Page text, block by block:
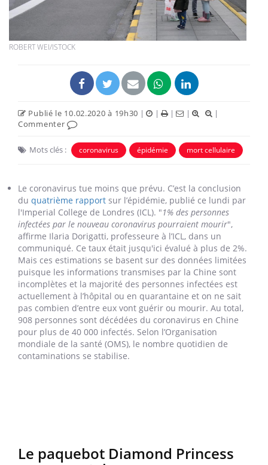
ROBERT WEI/ISTOCK
Publié le 10.02.2020 à 19h30 | | | |
|
Commenter
Mots clés : coronavirus épidémie mort cellulaire
Le coronavirus tue moins que prévu. C’est la conclusion
du quatrième rapport sur l’épidémie, publié ce lundi par
l'Imperial College de Londres (ICL). "1% des personnes
infectées par le nouveau coronavirus pourraient mourir",
affirme Ilaria Dorigatti, professeure à l’ICL, dans un
communiqué. Ce taux était jusqu'ici évalué à plus de 2%.
Mais ces estimations se basent sur des données limitées
puisque les informations transmises par la Chine sont
incomplètes et la majorité des personnes infectées est
actuellement à l’hôpital ou en quarantaine et on ne sait
pas combien d’entre eux vont guérir ou mourir. Au total,
908 personnes sont décédées du coronavirus en Chine
pour plus de 40 000 infectés. Selon l’Organisation
mondiale de la santé (OMS), le nombre quotidien de
contaminations se stabilise.
Le paquebot Diamond Princess